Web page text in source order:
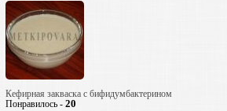
Кефирная закваска с бифидумбактерином
Понравилось - 20